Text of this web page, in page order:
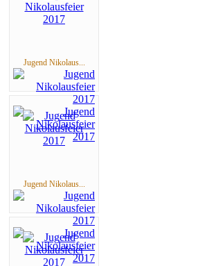
Jugend Nikolaus...
Jugend Nikolaus...